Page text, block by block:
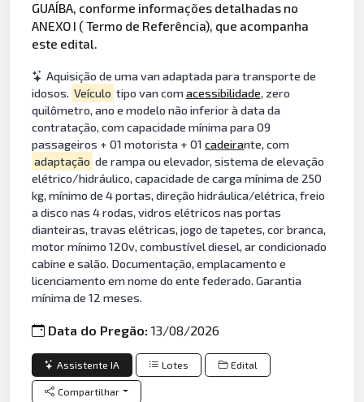
GUAÍBA, conforme informações detalhadas no
ANEXO I ( Termo de Referência), que acompanha
este edital.
Aquisição de uma van adaptada para transporte de
idosos. Veículo tipo van comacessibilidade, zero
quilômetro, ano e modelo não inferior à data da
contratação, com capacidade mínima para 09
passageiros + 01 motorista + 01cadeirante, com
adaptação de rampa ou elevador, sistema de elevação
elétrico/hidráulico, capacidade de carga mínima de 250
kg, mínimo de 4 portas, direção hidráulica/elétrica, freio
a disco nas 4 rodas, vidros elétricos nas portas
dianteiras, travas elétricas, jogo de tapetes, cor branca,
motor mínimo 120v, combustível diesel, ar condicionado
cabine e salão. Documentação, emplacamento e
licenciamento em nome do ente federado. Garantia
mínima de 12 meses.
Data do Pregão:13/08/2026
Assistente IA Lotes Edital
Compartilhar